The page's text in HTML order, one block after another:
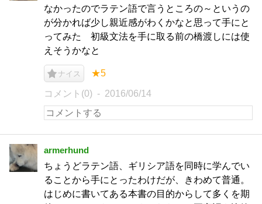
なかったのでラテン語で言うところの～というの
が分かれば少し親近感がわくかなと思って手にと
ってみた 初級文法を手に取る前の橋渡しには使
えそうかなと
ナイス ★5
コメント(0) 2016/06/14
armerhund
ちょうどラテン語、ギリシア語を同時に学んでい
ることから手にとったわけだが、きわめて普通。
はじめに書いてある本書の目的からして多くを期